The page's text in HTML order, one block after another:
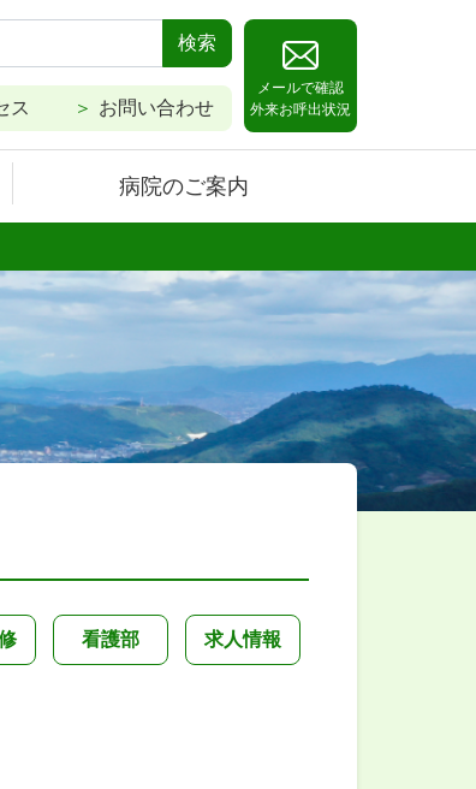
検索
ス お問い合わせ
メールで確認
外来お呼出状況
病院のご案内
看護部 求人情報